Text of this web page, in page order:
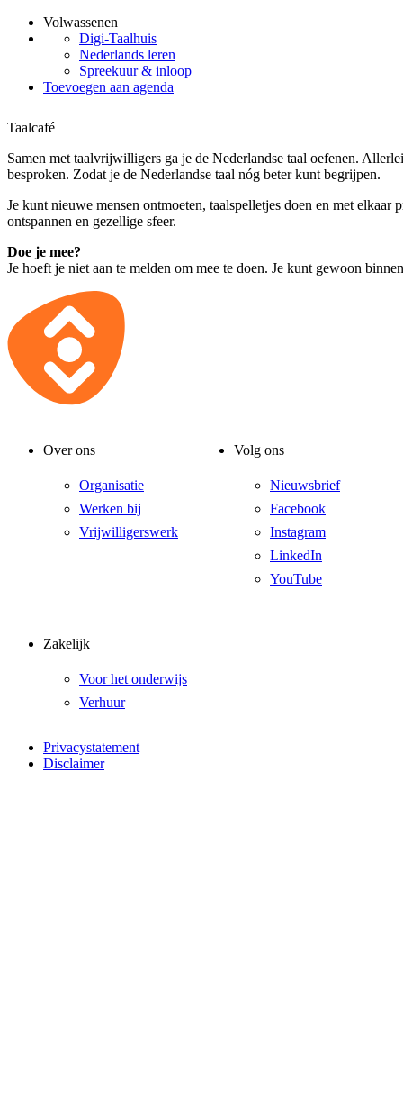
Volwassenen
Digi-Taalhuis
Nederlands leren
Spreekuur & inloop
Toevoegen aan agenda
Taalcafé
Samen met taalvrijwilligers ga je de Nederlandse taal oefenen.
besproken. Zodat je de Nederlandse taal nóg beter kunt begrijpen.
Je kunt nieuwe mensen ontmoeten, taalspelletjes doen en met elkaar
ontspannen en gezellige sfeer.
Doe je mee?
Je hoeft je niet aan te melden om mee te doen. Je kunt gewoon
Over ons
Organisatie
Werken bij
Vrijwilligerswerk
Volg ons
Nieuwsbrief
Facebook
Instagram
LinkedIn
YouTube
Zakelijk
Voor het onderwijs
Verhuur
Privacystatement
Disclaimer